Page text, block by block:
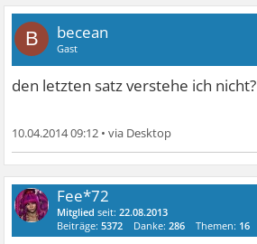
B becean
Gast
den letzten satz verstehe ich nicht?
10.04.2014 09:12 •
Fee*72
Mitglied seit:22.08.2013
Beiträge:5372 Danke:286 Themen: 16